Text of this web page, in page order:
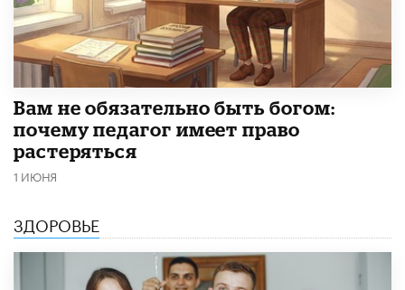
​Вам не обязательно быть богом:
почему педагог имеет право
растеряться
1 ИЮНЯ
ЗДОРОВЬЕ